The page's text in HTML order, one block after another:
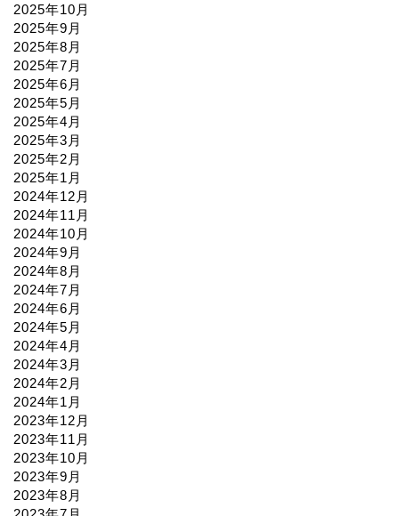
2025年10月
2025年9月
2025年8月
2025年7月
2025年6月
2025年5月
2025年4月
2025年3月
2025年2月
2025年1月
2024年12月
2024年11月
2024年10月
2024年9月
2024年8月
2024年7月
2024年6月
2024年5月
2024年4月
2024年3月
2024年2月
2024年1月
2023年12月
2023年11月
2023年10月
2023年9月
2023年8月